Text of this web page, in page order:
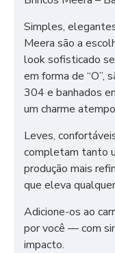
Simples,
Meera são a
look sofisticado
em forma de “O”,
304 e banhados
um charme
Leves,
completam tanto
produção mais
que eleva
Adicione-os ao
por você — com
impacto.